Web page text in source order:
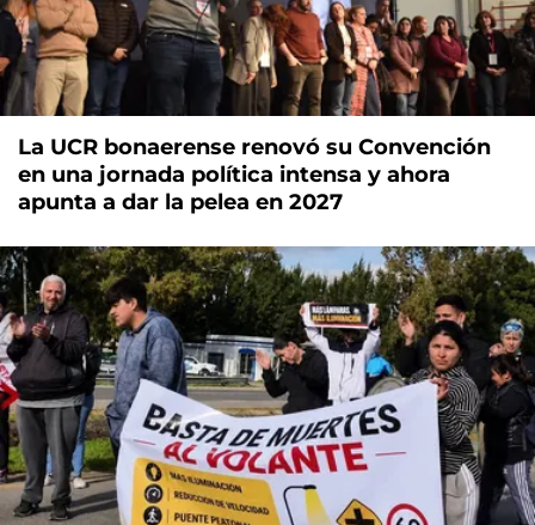
La UCR bonaerense renovó su Convención
en una jornada política intensa y ahora
apunta a dar la pelea en 2027